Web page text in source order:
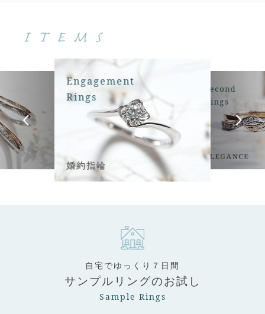
ITEMS
Engagement
Rings
婚約指輪
Second
Rings
ELEGANCE
自宅でゆっくり７日間
サンプルリングのお試し
Sample Rings